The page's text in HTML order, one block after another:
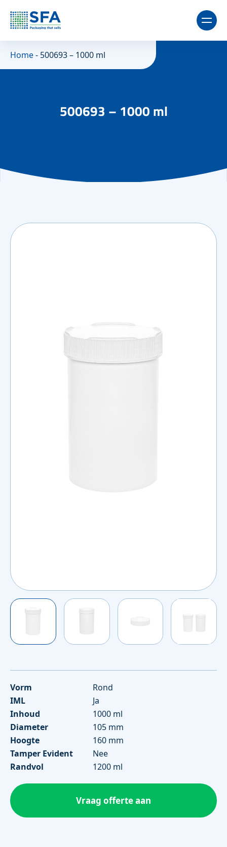
Home- 500693 – 1000 ml
500693 – 1000 ml
Vorm
Rond
IML
Ja
Inhoud
1000 ml
Diameter
105 mm
Hoogte
160 mm
Tamper Evident
Nee
Randvol
1200 ml
Vraag offerte aan